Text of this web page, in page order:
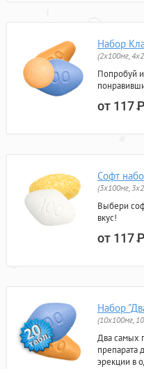
Набор
(2x100мг,
Попробуй
от 117Р
Софт
(3x100мг,
Выбери
вкус!
от 117Р
Набор
(10x100мг,
Два самых
препарата
эрекции в